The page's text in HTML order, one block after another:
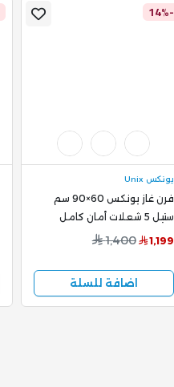
-14%
يونكس Unix
فرن غاز يونكس 60×90 سم
ستيل 5 شعلات أمان كامل
C6090SV
1,199
1,400
اضافة للسلة